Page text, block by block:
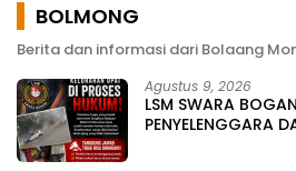
BOLMONG
Berita dan informasi dari Bolaang
Agustus 9, 2026
LSM SWARA
PENYELENGGARA